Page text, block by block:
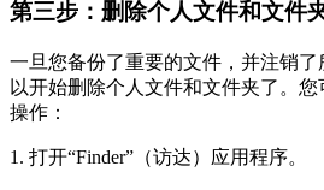
第三步 ： 删除个人文件和文件
一旦您备份了重要的文件，并注销
以开始删除个人文件和文件夹了。
操作：
1. 打开“Finder”（访达）应用程序。